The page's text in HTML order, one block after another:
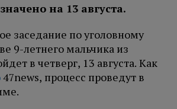
на 13 августа.
заседание по уголовному
9-летнего мальчика из
в четверг, 13 августа. Как
47news, процесс проведут в